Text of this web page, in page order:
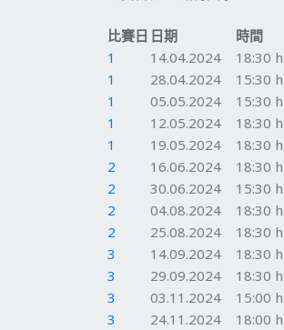
比賽日 日期 時間
1
14.04.2024 18:30 h
1
28.04.2024 15:30 h
1
05.05.2024 15:30 h
1
12.05.2024 18:30 h
1
19.05.2024 18:30 h
2
16.06.2024 18:30 h
2
30.06.2024 15:30 h
2
04.08.2024 18:30 h
2
25.08.2024 18:30 h
3
14.09.2024 18:30 h
3
29.09.2024 18:30 h
3
03.11.2024 15:00 h
3
24.11.2024 18:00 h